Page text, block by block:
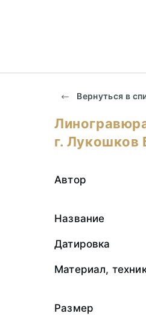
Вернуться в
г. Лукошков
Автор
Название
Датировка
Материал,
Размер